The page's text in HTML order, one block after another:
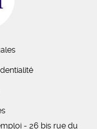
- 26 bisrue du